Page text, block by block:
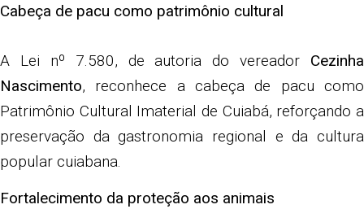
Cabeça de pacu como patrimônio cultural
A Lei nº 7.580, de autoria do vereador Cezinha
Nascimento, reconhece a cabeça de pacu como
Patrimônio Cultural Imaterial de Cuiabá, reforçando a
preservação da gastronomia regional e da cultura
popular cuiabana.
Fortalecimento da proteção aos animais